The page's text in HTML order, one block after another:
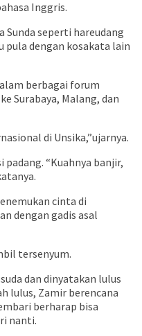
Inggris.
Sunda seperti hareudang
pula dengan kosakata lain
berbagai forum
Surabaya, Malang, dan
di Unsika,”ujarnya.
“Kuahnya banjir,
cinta di
dengan gadis asal
tersenyum.
dan dinyatakan lulus
lulus, Zamir berencana
berharap bisa
nanti.